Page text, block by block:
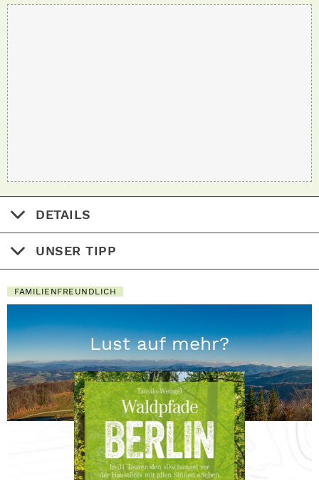
DETAILS
UNSER TIPP
FAMILIENFREUNDLICH
Lust auf mehr?